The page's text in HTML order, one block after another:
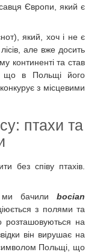
Європи, який є
який, хоч і не є
але вже досить
континенті та став
що в Польщі його
з місцевими
птахи та
без співу птахів.
ми бачили bocian
з полями та
розташовуються на
він вирушає на
Польщі, що